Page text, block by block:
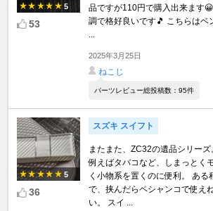
5
53
品ですが110円で購入出来ます
調で格好良いです🎵 こちらはベ
2025年3月25日
ねこじ
パーツレビュー総投稿数：95件
5
36
スズキ スイフト
またまた、ZC32の遺品シリーズ
例えばタバコなど、しまっとく
く小物系を置くのに便利。 ある
で、挟んだらペシャンコで使え
い。 スイ ...